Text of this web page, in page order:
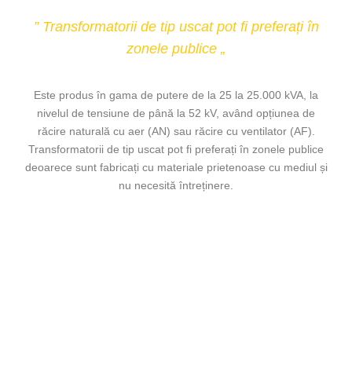
” Transformatorii de tip uscat pot fi preferați în
zonele publice „
Este produs în gama de putere de la 25 la 25.000 kVA, la
nivelul de tensiune de până la 52 kV, având opțiunea de
răcire naturală cu aer (AN) sau răcire cu ventilator (AF).
Transformatorii de tip uscat pot fi preferați în zonele publice
deoarece sunt fabricați cu materiale prietenoase cu mediul și
nu necesită întreținere.